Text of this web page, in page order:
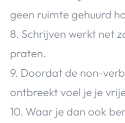
geen ruimte gehuurd
8. Schrijven werkt net
praten.
9. Doordat de non-
ontbreekt voel je je
10. Waar je dan ook